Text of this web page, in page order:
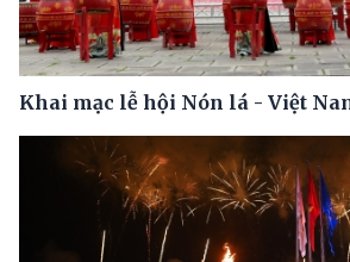
Khai mạc lễ hội Nón lá - Việt